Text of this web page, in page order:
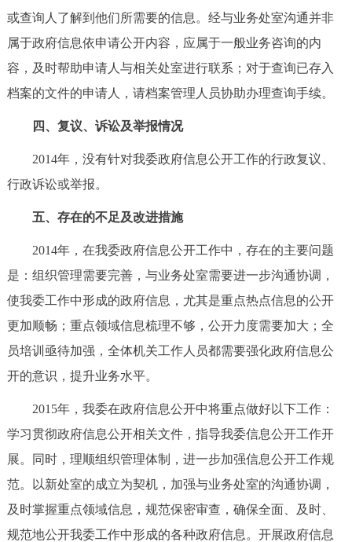
或查询人了解到他们所需要的信息。经与业务处室沟通并非
属于政府信息依申请公开内容，应属于一般业务咨询的内
容，及时帮助申请人与相关处室进行联系；对于查询已存入
档案的文件的申请人，请档案管理人员协助办理查询手续。
四、复议、诉讼及举报情况
2014年，没有针对我委政府信息公开工作的行政复议、
行政诉讼或举报。
五、存在的不足及改进措施
2014年，在我委政府信息公开工作中，存在的主要问题
是：组织管理需要完善，与业务处室需要进一步沟通协调，
使我委工作中形成的政府信息，尤其是重点热点信息的公开
更加顺畅；重点领域信息梳理不够，公开力度需要加大；全
员培训亟待加强，全体机关工作人员都需要强化政府信息公
开的意识，提升业务水平。
2015年，我委在政府信息公开中将重点做好以下工作：
学习贯彻政府信息公开相关文件，指导我委信息公开工作开
展。同时，理顺组织管理体制，进一步加强信息公开工作规
范。以新处室的成立为契机，加强与业务处室的沟通协调，
及时掌握重点领域信息，规范保密审查，确保全面、及时、
规范地公开我委工作中形成的各种政府信息。开展政府信息